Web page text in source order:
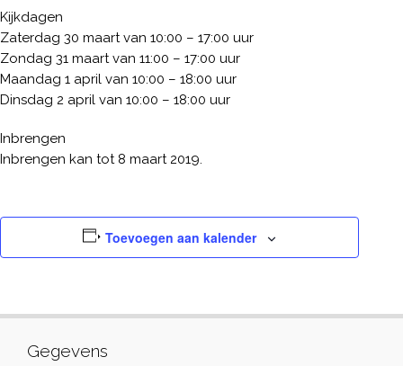
Kijkdagen
Zaterdag 30 maart van 10:00 – 17:00 uur
Zondag 31 maart van 11:00 – 17:00 uur
Maandag 1 april van 10:00 – 18:00 uur
Dinsdag 2 april van 10:00 – 18:00 uur
Inbrengen
Inbrengen kan tot 8 maart 2019.
Toevoegen aan kalender
Gegevens